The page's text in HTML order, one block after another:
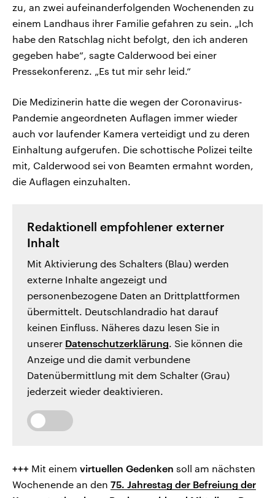
zu, an zwei aufeinanderfolgenden Wochenenden zu
einem Landhaus ihrer Familie gefahren zu sein. „Ich
habe den Ratschlag nicht befolgt, den ich anderen
gegeben habe“, sagte Calderwood bei einer
Pressekonferenz. „Es tut mir sehr leid.“
Die Medizinerin hatte die wegen der Coronavirus-
Pandemie angeordneten Auflagen immer wieder
auch vor laufender Kamera verteidigt und zu deren
Einhaltung aufgerufen. Die schottische Polizei teilte
mit, Calderwood sei von Beamten ermahnt worden,
die Auflagen einzuhalten.
Redaktionell empfohlener externer
Inhalt
Mit Aktivierung des Schalters (Blau) werden
externe Inhalte angezeigt und
personenbezogene Daten an Drittplattformen
übermittelt. Deutschlandradio hat darauf
keinen Einfluss. Näheres dazu lesen Sie in
unserer Datenschutzerklärung. Sie können die
Anzeige und die damit verbundene
Datenübermittlung mit dem Schalter (Grau)
jederzeit wieder deaktivieren.
+++ Mit einem virtuellen Gedenken soll am nächsten
Wochenende an den 75. Jahrestag der Befreiung der